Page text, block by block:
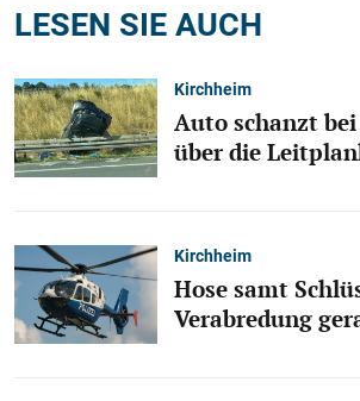
LESEN SIE AUCH
Kirchheim
Auto schanzt
über die
Kirchheim
Hose samt
Verabredung